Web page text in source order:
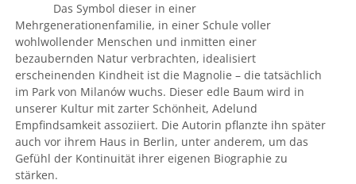
Das Symbol dieser in einer
Mehrgenerationenfamilie, in einer Schule voller
wohlwollender Menschen und inmitten einer
bezaubernden Natur verbrachten, idealisiert
erscheinenden Kindheit ist die Magnolie – die tatsächlich
im Park von Milanów wuchs. Dieser edle Baum wird in
unserer Kultur mit zarter Schönheit, Adelund
Empfindsamkeit assoziiert. Die Autorin pflanzte ihn später
auch vor ihrem Haus in Berlin, unter anderem, um das
Gefühl der Kontinuität ihrer eigenen Biographie zu
stärken.